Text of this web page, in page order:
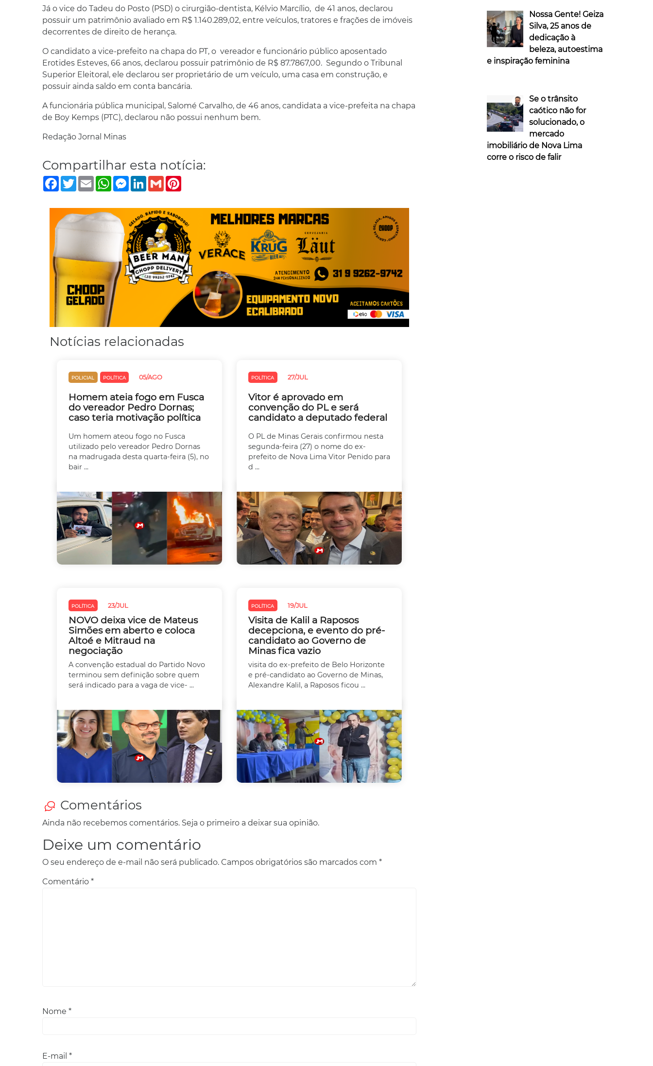
Já o vice do Tadeu do Posto (PSD) o cirurgião-dentista, Kélvio Marcílio, de 41 anos, declarou
possuir um patrimônio avaliado em R$ 1.140.289,02, entre veículos, tratores e frações de imóveis
decorrentes de direito de herança.
O candidato a vice-prefeito na chapa do PT, o vereador e funcionário público aposentado
Erotides Esteves, 66 anos, declarou possuir patrimônio de R$ 87.7867,00. Segundo o Tribunal
Superior Eleitoral, ele declarou ser proprietário de um veículo, uma casa em construção, e
possuir ainda saldo em conta bancária.
A funcionária pública municipal, Salomé Carvalho, de 46 anos, candidata a vice-prefeita na chapa
de Boy Kemps (PTC), declarou não possui nenhum bem.
Redação Jornal Minas
Compartilhar esta notícia:
Facebook
TwitterEmailWhatsApp
Messenger
LinkedIn
Gmail
Notícias relacionadas
POLICIAL POLÍTICA 05/AGO
Homem ateia fogo em Fusca
do vereador Pedro Dornas;
caso teria motivação política
Um homem ateou fogo no Fusca
utilizado pelo vereador Pedro Dornas
na madrugada desta quarta-feira (5), no
bair ...
POLÍTICA 27/JUL
Vitor é aprovado em
convenção do PL e será
candidato a deputado federal
O PL de Minas Gerais confirmou nesta
segunda-feira (27) o nome do ex-
prefeito de Nova Lima Vitor Penido para
d ...
POLÍTICA 23/JUL
NOVO deixa vice de Mateus
Simões em aberto e coloca
Altoé e Mitraud na
negociação
A convenção estadual do Partido Novo
terminou sem definição sobre quem
será indicado para a vaga de vice- ...
POLÍTICA 19/JUL
Visita de Kalil a Raposos
decepciona, e evento do pré-
candidato ao Governo de
Minas fica vazio
visita do ex-prefeito de Belo Horizonte
e pré-candidato ao Governo de Minas,
Alexandre Kalil, a Raposos ficou ...
Comentários
Ainda não recebemos comentários. Seja o primeiro a deixar sua opinião.
Deixe um comentário
O seu endereço de e-mail não será publicado. Campos obrigatórios são marcados com *
Comentário *
Nome *
E-mail *
Nossa Gente! Geiza
Silva, 25 anos de
dedicação à
beleza, autoestima
e inspiração feminina
Se o trânsito
caótico não for
solucionado, o
mercado
imobiliário de Nova Lima
corre o risco de falir